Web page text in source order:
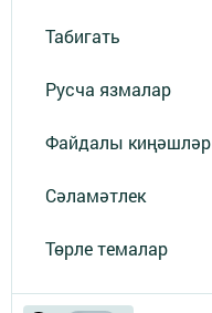
Табигать
Русча язмалар
Файдалы киңәшләр
Сәламәтлек
Төрле темалар